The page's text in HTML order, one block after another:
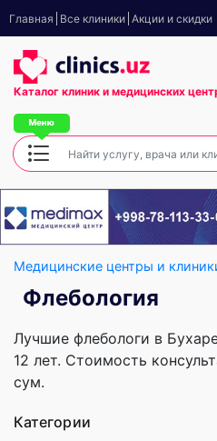
Главная Все клиники Акции и скидки
Каталог клиник и медицинских
Медицинские центры и
Флебология
Лучшие флебологи в
12 лет. Стоимость
сум.
Категории